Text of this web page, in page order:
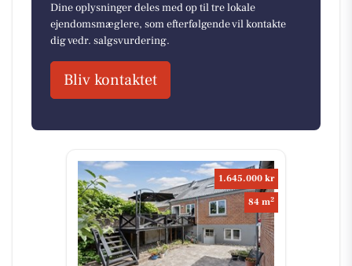
Dine oplysninger deles med op til tre lokale
ejendomsmæglere, som efterfølgende vil kontakte
dig vedr. salgsvurdering.
Bliv kontaktet
1.645.000 kr
84 m2